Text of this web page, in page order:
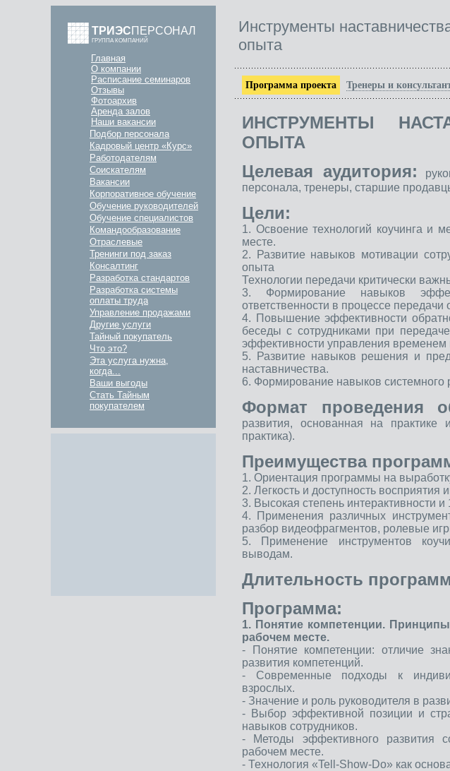
ТРИЭСПЕРСОНАЛ
ГРУППА КОМПАНИЙ
Главная
О компании
Расписание семинаров
Отзывы
Фотоархив
Аренда залов
Наши вакансии
Подбор персонала
Кадровый центр «Курс»
Работодателям
Соискателям
Вакансии
Корпоративное обучение
Обучение руководителей
Обучение специалистов
Командообразование
Отраслевые
Тренинги под заказ
Консалтинг
Разработка стандартов
Разработка системы
оплаты труда
Управление продажами
Другие услуги
Тайный покупатель
Что это?
Эта услуга нужна,
когда...
Ваши выгоды
Стать Тайным
покупателем
Инструменты
опыта
Программа проекта Тренеры и
ИНСТРУМЕНТЫ
ОПЫТА
Целевая аудитория:
персонала, тренеры, старшие
Цели:
1. Освоение технологий коучинга и
месте.
2. Развитие навыков мотивации
опыта
Технологии передачи критически
3. Формирование навыков
ответственности в процессе передачи
4. Повышение эффективности
беседы с сотрудниками при
эффективности управления временем
5. Развитие навыков решения и
наставничества.
6. Формирование навыков системного
Формат проведения
развития, основанная на
практика).
Преимущества
1. Ориентация программы на
2. Легкость и доступность
3. Высокая степень интерактивности
4. Применения различных
разбор видеофрагментов, ролевые
5. Применение инструментов
выводам.
Длительность
Программа:
1. Понятие компетенции.
рабочем месте.
- Понятие компетенции: отличие
развития компетенций.
- Современные подходы к
взрослых.
- Значение и роль руководителя в
- Выбор эффективной позиции и
навыков сотрудников.
- Методы эффективного развития
рабочем месте.
- Технология «Tell-Show-Do» как